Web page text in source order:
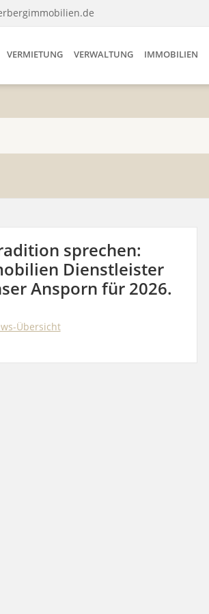
VERMIETUNG VERWALTUNG IMMOBILIEN
sprechen:
Dienstleister
Ansporn für 2026.
Übersicht